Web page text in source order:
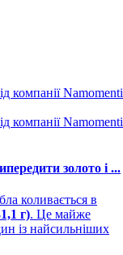
золото і ...
коливається в
г). Це майже
із найсильніших